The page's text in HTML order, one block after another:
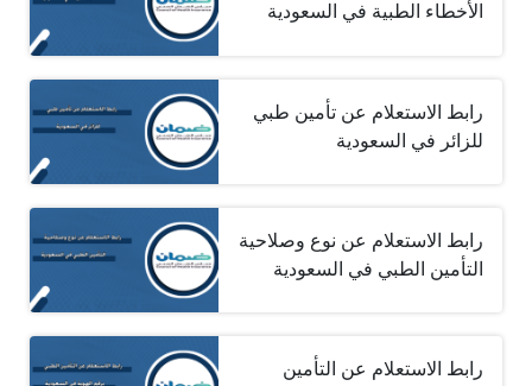
الأخطاء الطبية في السعودية
رابط الاستعلام عن تأمين طبي
للزائر في السعودية
رابط الاستعلام عن نوع وصلاحية
التأمين الطبي في السعودية
رابط الاستعلام عن التأمين